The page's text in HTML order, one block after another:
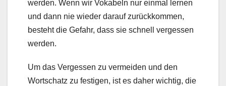
werden. Wenn wir Vokabeln nur einmal lernen
und dann nie wieder darauf zurückkommen,
besteht die Gefahr, dass sie schnell vergessen
werden.
Um das Vergessen zu vermeiden und den
Wortschatz zu festigen, ist es daher wichtig, die